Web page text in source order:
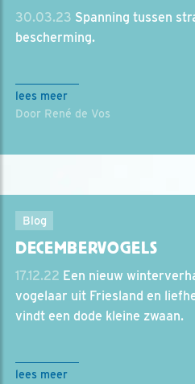
30.03.23 Spanning tussen
bescherming.
lees meer
Door René de Vos
Blog
DECEMBERVOGELS
17.12.22 Een nieuw
vogelaar uit Friesland en
vindt een dode kleine zwaan.
lees meer